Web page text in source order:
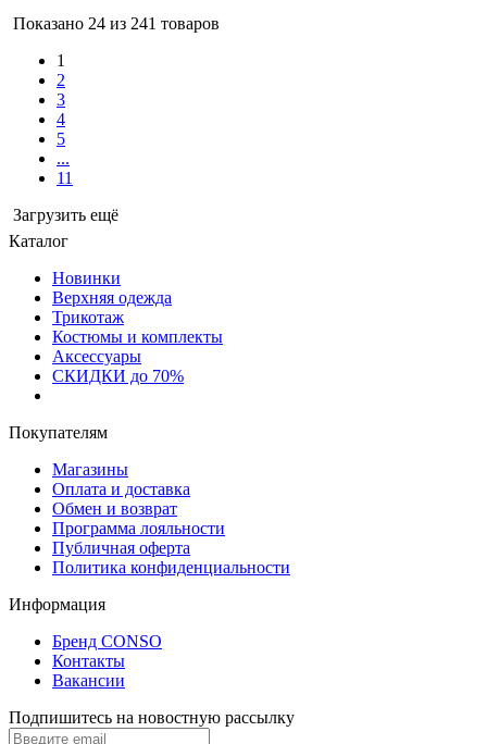
Показано 24 из 241 товаров
1
2
3
4
5
...
11
Загрузить ещё
Каталог
Новинки
Верхняя одежда
Трикотаж
Костюмы и комплекты
Аксессуары
СКИДКИ до 70%
Покупателям
Магазины
Оплата и доставка
Обмен и возврат
Программа лояльности
Публичная оферта
Политика конфиденциальности
Информация
Бренд CONSO
Контакты
Вакансии
Подпишитесь на новостную рассылку